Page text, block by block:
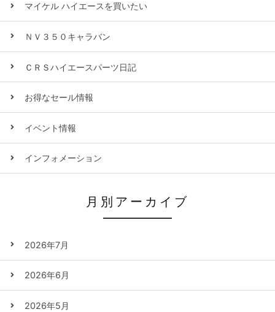
マイケル ハイエースを買いたい
ＮＶ３５０キャラバン
ＣＲＳハイエースパーツ日記
お得なセール情報
イベント情報
インフォメーション
月別アーカイブ
2026年7月
2026年6月
2026年5月